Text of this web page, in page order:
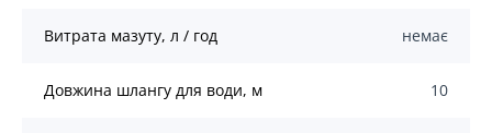
Витрата мазуту, л / год немає
Довжина шлангу для води, м 10